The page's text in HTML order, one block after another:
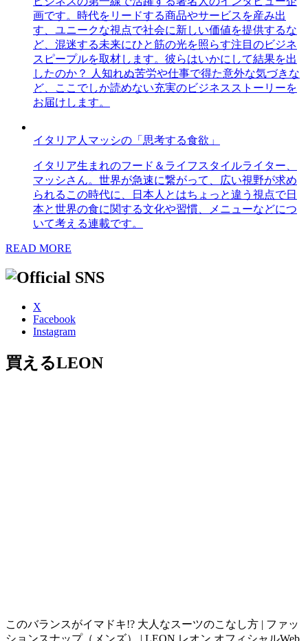
画です。時代をリードする商品やサービスを産み出
す、ユニークな視点で社会に新しい価値を提供するな
ど、混迷する未来にひと筋の光を照らす注目のビジネ
スピープルを取材します。彼らはいかにして結果を出
したのか？ 人知れぬ苦労や仕事で得た意外な気づきな
ど、ここでしか読めない充実のビジネスストーリーを
お届けします。
イタリア人マッシの「思考する食欲」
イタリア生まれのフード＆ライフスタイルライター、
マッシさん。世界が急速に繋がって、広い視野が求め
られるこの時代に、日本人とはちょっと違う視点で日
本と世界の食に関する文化や習慣、メニューなどにつ
いて考える連載です。
READ MORE
X
Facebook
Instagram
買えるLEON
このバランスがイマドキ!? 大人なスーツのこなし方 | ファッ
ションスナップ（メンズ） | LEON レオン オフィシャルWeb